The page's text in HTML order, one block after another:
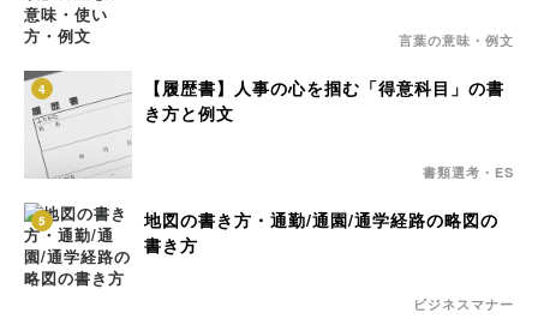
言葉の意味・例文
4
【履歴書】人事の心を掴む「得意科目」の書
き方と例文
書類選考・ES
5
地図の書き方・通勤/通園/通学経路の略図の
書き方
ビジネスマナー